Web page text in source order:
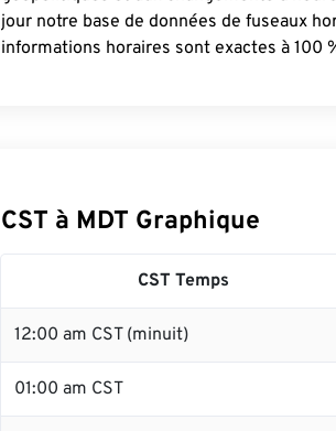
jour notre base de données de fuseaux
informations horaires sont exactes à 100
CST à MDT Graphique
CST Temps
12:00 am CST (minuit)
01:00 am CST